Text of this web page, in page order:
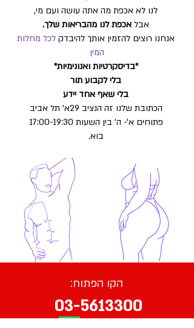
לנו לא אכפת מה אתה עושה ועם מי,
אבל אכפת לנו מהבריאות שלך.
אנחנו רוצים להזמין אותך להיבדק לכל מחלות
המין
*בדיסקרטיות ואנונימיות*
בלי לקבוע תור
בלי שאף אחד יידע
הכתובת שלנו זה הנציב 29א' תל אביב
פתוחים א'- ה' בין השעות 17:00-19:30
בוא.
הקו הפתוח:
03-5613300